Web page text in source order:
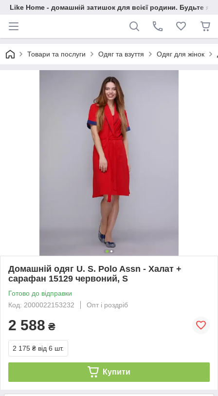
Like Home - домашній затишок для всієї родини. Будьте як
Товари та послуги Одяг та взуття Одяг для жінок
Домашній одяг U. S. Polo Assn - Халат +
сарафан 15129 червоний, S
Готово до відправки
Код: 2000022153232
Опт і роздріб
2 588 ₴
2 175 ₴ від 6 шт.
Купити